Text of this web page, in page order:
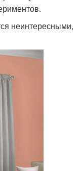
неинтересными,